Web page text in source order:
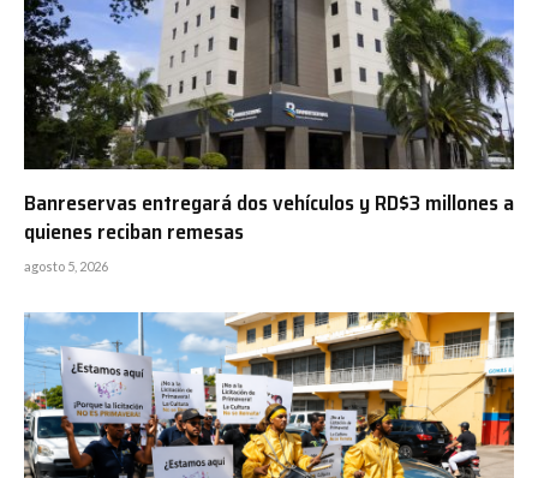
Banreservas entregará dos vehículos y RD$3 millones a
quienes reciban remesas
agosto 5, 2026